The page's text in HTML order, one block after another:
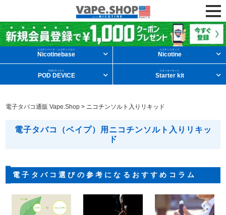
ニコチンリキッドを条件から探す
ニコチンベース・ニコチンソルト
Nicotinebase
ニコチンリキッド
Nicotine
PODデバイス
POD DEVICE
スターターキット
Starter kit
電子タバコ通販 Vape.Shop > ニコチンソルト入りリキッド
電子タバコ（ベイプ）用ニコチンソルト入りリキッ
ド
電子タバコ選びの参考になるおすすめコラム